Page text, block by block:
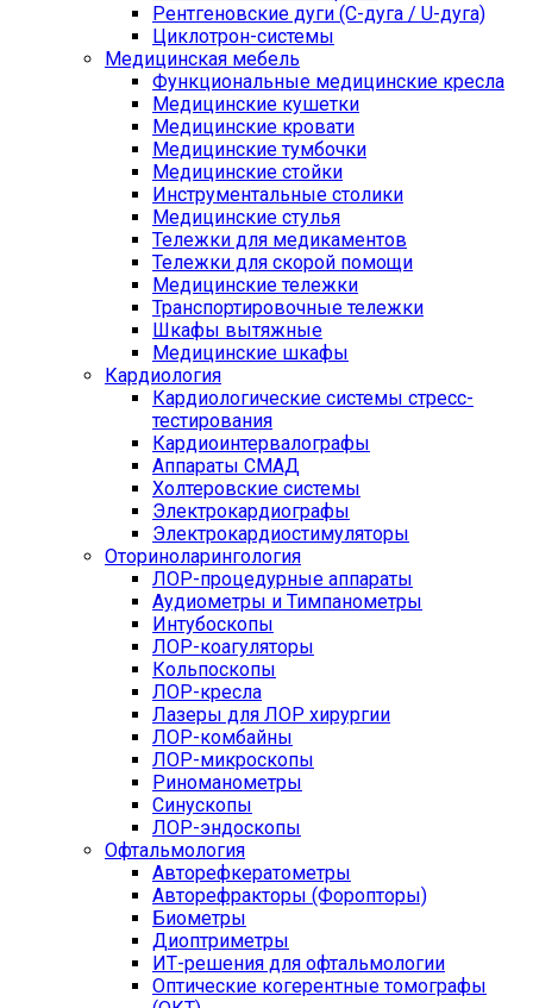
Рентгеновские дуги (С-дуга / U-дуга)
Циклотрон-системы
Медицинская мебель
Функциональные медицинские кресла
Медицинские кушетки
Медицинские кровати
Медицинские тумбочки
Медицинские стойки
Инструментальные столики
Медицинские стулья
Тележки для медикаментов
Тележки для скорой помощи
Медицинские тележки
Транспортировочные тележки
Шкафы вытяжные
Медицинские шкафы
Кардиология
Кардиологические системы стресс-
тестирования
Кардиоинтервалографы
Аппараты СМАД
Холтеровские системы
Электрокардиографы
Электрокардиостимуляторы
Оториноларингология
ЛОР-процедурные аппараты
Аудиометры и Тимпанометры
Интубоскопы
ЛОР-коагуляторы
Кольпоскопы
ЛОР-кресла
Лазеры для ЛОР хирургии
ЛОР-комбайны
ЛОР-микроскопы
Риноманометры
Синускопы
ЛОР-эндоскопы
Офтальмология
Авторефкератометры
Авторефракторы (Форопторы)
Биометры
Диоптриметры
ИТ-решения для офтальмологии
Оптические когерентные томографы